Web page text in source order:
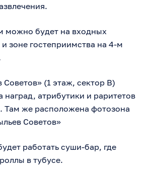
можно будет на входных
зоне гостеприимства на 4-м
Советов» (1 этаж, сектор В)
наград, атрибутики и раритетов
Там же расположена фотозона
Советов»
работать суши-бар, где
в тубусе.